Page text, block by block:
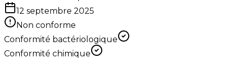
12 septembre 2025
Non conforme
Conformité bactériologique
Conformité chimique